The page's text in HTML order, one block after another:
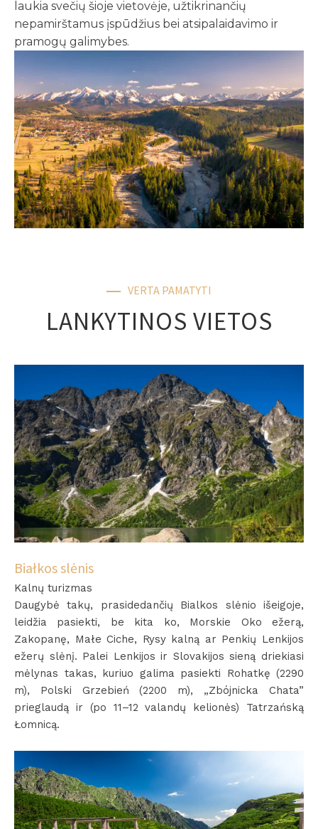
laukia svečių šioje vietovėje, užtikrinančių
nepamirštamus įspūdžius bei atsipalaidavimo ir
pramogų galimybes.
VERTA PAMATYTI
LANKYTINOS VIETOS
Białkos slėnis
Kalnų turizmas
Daugybė takų, prasidedančių Bialkos slėnio išeigoje,
leidžia pasiekti, be kita ko, Morskie Oko ežerą,
Zakopanę, Małe Ciche, Rysy kalną ar Penkių Lenkijos
ežerų slėnį. Palei Lenkijos ir Slovakijos sieną driekiasi
mėlynas takas, kuriuo galima pasiekti Rohatkę (2290
m), Polski Grzebień (2200 m), „Zbójnicka Chata”
prieglaudą ir (po 11–12 valandų kelionės) Tatrzańską
Łomnicą.